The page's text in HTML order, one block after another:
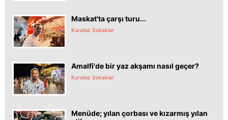
Maskat'ta çarşı turu...
Kuralsız Sokaklar
Amalfi'de bir yaz akşamı nasıl geçer?
Kuralsız Sokaklar
Menüde; yılan çorbası ve kızarmış yılan